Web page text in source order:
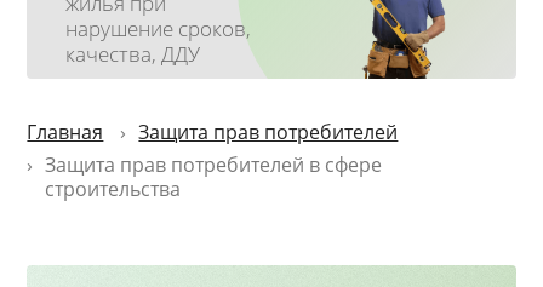
нарушение сроков,
качества, ДДУ
Главная
Защита прав потребителей
Защита прав потребителей в сфере
строительства